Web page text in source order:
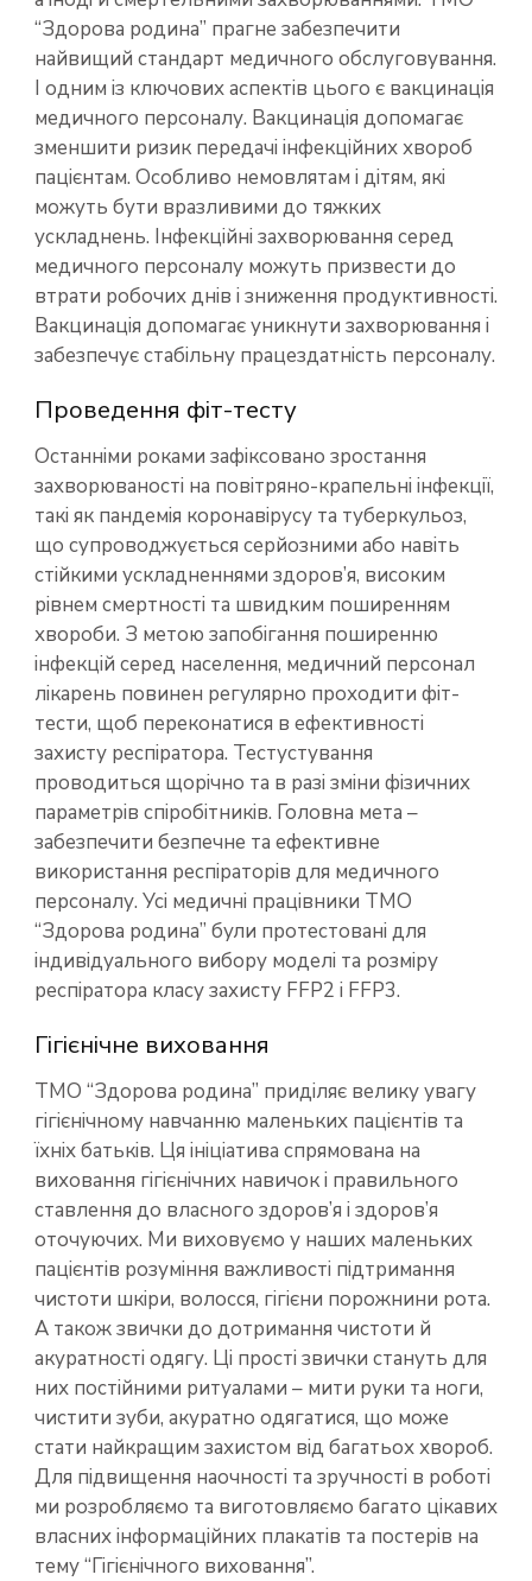
“Здорова родина” прагне забезпечити
найвищий стандарт медичного обслуговування.
І одним із ключових аспектів цього є вакцинація
медичного персоналу. Вакцинація допомагає
зменшити ризик передачі інфекційних хвороб
пацієнтам. Особливо немовлятам і дітям, які
можуть бути вразливими до тяжких
ускладнень. Інфекційні захворювання серед
медичного персоналу можуть призвести до
втрати робочих днів і зниження продуктивності.
Вакцинація допомагає уникнути захворювання і
забезпечує стабільну працездатність персоналу.
Проведення фіт-тесту
Останніми роками зафіксовано зростання
захворюваності на повітряно-крапельні інфекції,
такі як пандемія коронавірусу та туберкульоз,
що супроводжується серйозними або навіть
стійкими ускладненнями здоров’я, високим
рівнем смертності та швидким поширенням
хвороби. З метою запобігання поширенню
інфекцій серед населення, медичний персонал
лікарень повинен регулярно проходити фіт-
тести, щоб переконатися в ефективності
захисту респіратора. Тестустування
проводиться щорічно та в разі зміни фізичних
параметрів спіробітників. Головна мета –
забезпечити безпечне та ефективне
використання респіраторів для медичного
персоналу. Усі медичні працівники ТМО
“Здорова родина” були протестовані для
індивідуального вибору моделі та розміру
респіратора класу захисту FFP2 і FFP3.
Гігієнічне виховання
ТМО “Здорова родина” приділяє велику увагу
гігієнічному навчанню маленьких пацієнтів та
їхніх батьків. Ця ініціатива спрямована на
виховання гігієнічних навичок і правильного
ставлення до власного здоров’я і здоров’я
оточуючих. Ми виховуємо у наших маленьких
пацієнтів розуміння важливості підтримання
чистоти шкіри, волосся, гігієни порожнини рота.
А також звички до дотримання чистоти й
акуратності одягу. Ці прості звички стануть для
них постійними ритуалами – мити руки та ноги,
чистити зуби, акуратно одягатися, що може
стати найкращим захистом від багатьох хвороб.
Для підвищення наочності та зручності в роботі
ми розробляємо та виготовляємо багато цікавих
власних інформаційних плакатів та постерів на
тему “Гігієнічного виховання”.